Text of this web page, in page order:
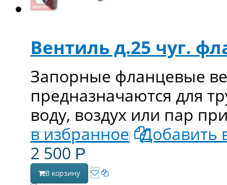
Вентиль д.25 чуг.
Запорные фланцевые
предназначаются для
воду, воздух или пар
в избранное Добавить
2 500 Р
В корзину